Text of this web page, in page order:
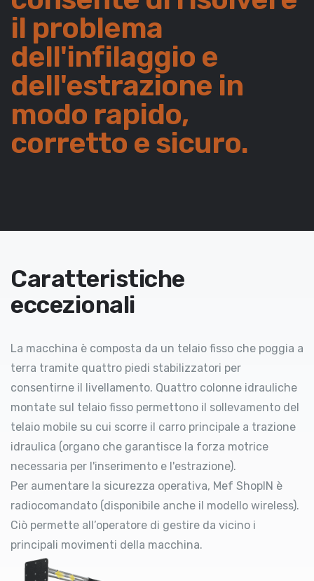
il problema
dell'infilaggio e
dell'estrazione in
modo rapido,
corretto e sicuro.
Caratteristiche
eccezionali
La macchina è composta da un telaio fisso che poggia a
terra tramite quattro piedi stabilizzatori per
consentirne il livellamento. Quattro colonne idrauliche
montate sul telaio fisso permettono il sollevamento del
telaio mobile su cui scorre il carro principale a trazione
idraulica (organo che garantisce la forza motrice
necessaria per l'inserimento e l'estrazione).
Per aumentare la sicurezza operativa, Mef ShopIN è
radiocomandato (disponibile anche il modello wireless).
Ciò permette all’operatore di gestire da vicino i
principali movimenti della macchina.